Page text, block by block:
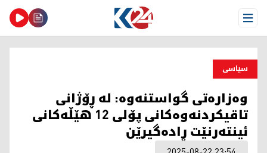
Open Menu
سیاسی
وەزارەتی گواستنەوە: لە ڕۆژانی
تاقیکردنەوەکانی پۆلی 12 هێڵەکانی
ئینتەرنێت ڕادەگیرێن